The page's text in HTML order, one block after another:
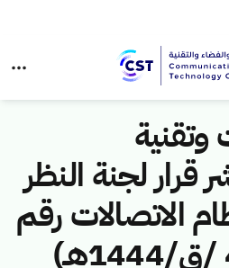
وتقنية
قرار لجنة النظر
الاتصالات رقم
( 43114645 /ق/1444هـ)